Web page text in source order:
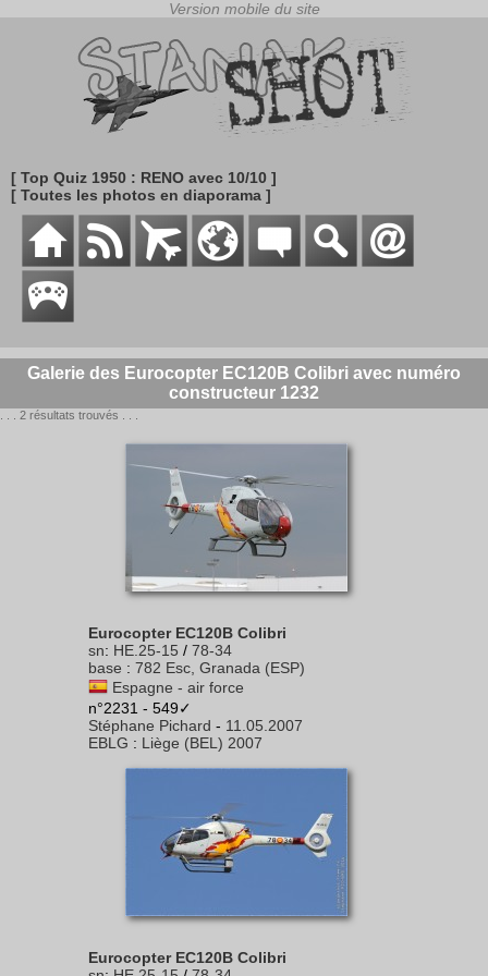
[ Top Quiz 1950 : RENO avec 10/10 ]
[ Toutes les photos en diaporama ]
Galerie des Eurocopter EC120B Colibri avec numéro
constructeur 1232
. . . 2 résultats trouvés . . .
Eurocopter EC120B Colibri
sn: HE.25-15 / 78-34
base : 782 Esc, Granada (ESP)
Espagne - air force
n°2231 - 549✓
Stéphane Pichard - 11.05.2007
EBLG : Liège (BEL) 2007
Eurocopter EC120B Colibri